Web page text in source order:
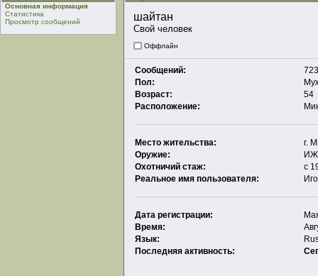
Основная информация
Статистика
Просмотр сообщений
шайтан
Свой человек
Оффлайн
Сообщений:
Пол:
Возраст:
54
Расположение:
Место жительства:
г.
Оружие:
Охотничий стаж:
с
Реальное имя пользователя:
Дата регистрации:
Время:
Язык:
Последняя активность: